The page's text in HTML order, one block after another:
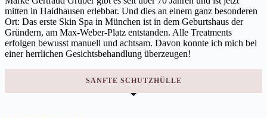
mitten in Haidhausen erlebbar. Und dies an einem ganz besonderen
Ort: Das erste Skin Spa in München ist in dem Geburtshaus der
Gründern, am Max-Weber-Platz entstanden. Alle Treatments
erfolgen bewusst manuell und achtsam. Davon konnte ich mich bei
einer herrlichen Gesichtsbehandlung überzeugen!
SANFTE SCHUTZHÜLLE